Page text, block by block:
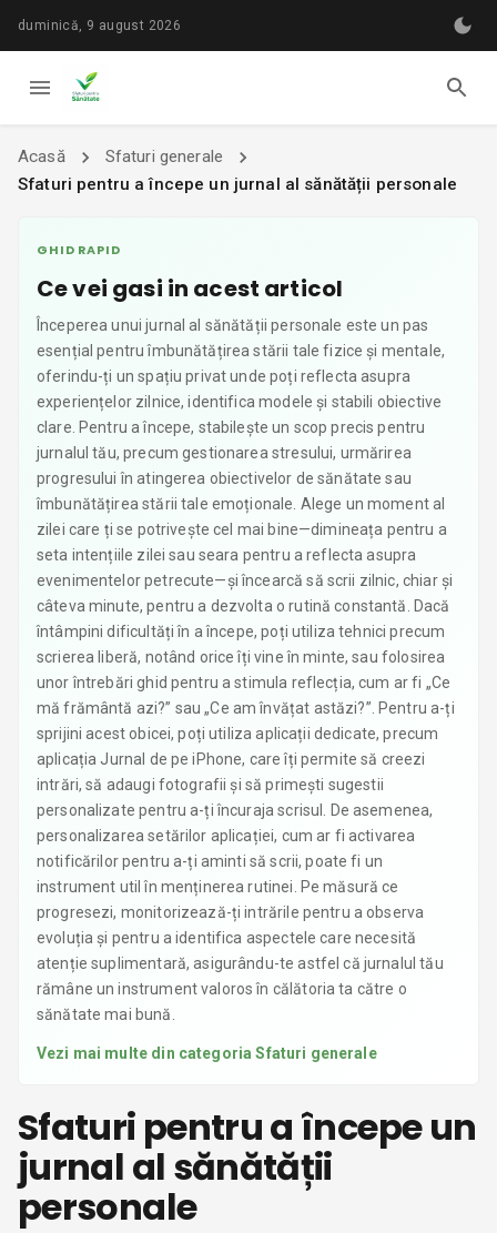
duminică, 9 august 2026
Acasă
Sfaturi generale
Sfaturi pentru a începe un jurnal al sănătății personale
GHID RAPID
Ce vei gasi in acest articol
Începerea unui jurnal al sănătății personale este un pas
esențial pentru îmbunătățirea stării tale fizice și mentale,
oferindu-ți un spațiu privat unde poți reflecta asupra
experiențelor zilnice, identifica modele și stabili obiective
clare. Pentru a începe, stabilește un scop precis pentru
jurnalul tău, precum gestionarea stresului, urmărirea
progresului în atingerea obiectivelor de sănătate sau
îmbunătățirea stării tale emoționale. Alege un moment al
zilei care ți se potrivește cel mai bine—dimineața pentru a
seta intențiile zilei sau seara pentru a reflecta asupra
evenimentelor petrecute—și încearcă să scrii zilnic, chiar și
câteva minute, pentru a dezvolta o rutină constantă. Dacă
întâmpini dificultăți în a începe, poți utiliza tehnici precum
scrierea liberă, notând orice îți vine în minte, sau folosirea
unor întrebări ghid pentru a stimula reflecția, cum ar fi „Ce
mă frământă azi?” sau „Ce am învățat astăzi?”. Pentru a-ți
sprijini acest obicei, poți utiliza aplicații dedicate, precum
aplicația Jurnal de pe iPhone, care îți permite să creezi
intrări, să adaugi fotografii și să primești sugestii
personalizate pentru a-ți încuraja scrisul. De asemenea,
personalizarea setărilor aplicației, cum ar fi activarea
notificărilor pentru a-ți aminti să scrii, poate fi un
instrument util în menținerea rutinei. Pe măsură ce
progresezi, monitorizează-ți intrările pentru a observa
evoluția și pentru a identifica aspectele care necesită
atenție suplimentară, asigurându-te astfel că jurnalul tău
rămâne un instrument valoros în călătoria ta către o
sănătate mai bună.
Vezi mai multe din categoriaSfaturi generale
Sfaturi pentru a începe un
jurnal al sănătății
personale